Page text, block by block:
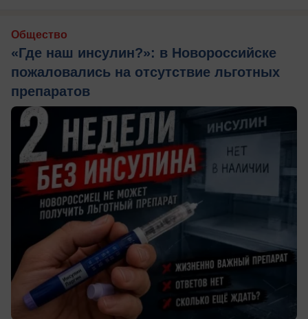
Общество
«Где наш инсулин?»: в Новороссийске
пожаловались на отсутствие льготных
препаратов